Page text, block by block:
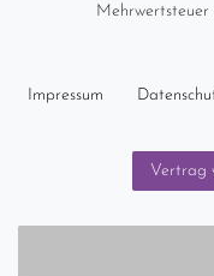
Impressum
Vertrag